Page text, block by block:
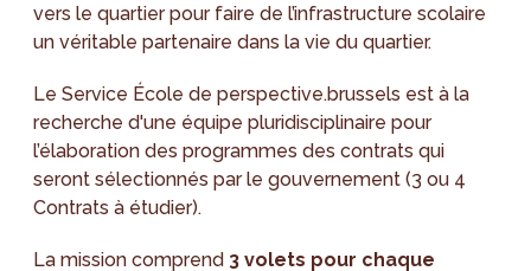
vers le quartier pour faire de l’infrastructure scolaire
un véritable partenaire dans la vie du quartier.
Le Service École de perspective.brussels est à la
recherche d'une équipe pluridisciplinaire pour
l’élaboration des programmes des contrats qui
seront sélectionnés par le gouvernement (3 ou 4
Contrats à étudier).
La mission comprend 3 volets pour chaque